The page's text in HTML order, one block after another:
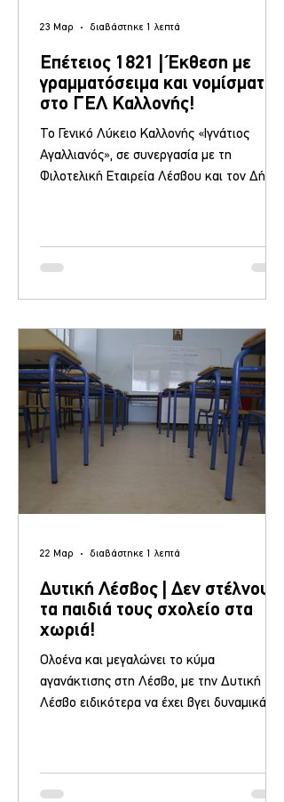
Επέτειος 1821 | Έκθεση με
γραμματόσειμα και νομίσματα
στο ΓΕΛ Καλλονής!
Το Γενικό Λύκειο Καλλονής «Ιγνάτιος
Αγαλλιανός», σε συνεργασία με τη
Φιλοτελική Εταιρεία Λέσβου και τον Δήμο
και γραμματόσημα» Χώρος: ΓΕΛ Καλλονής
έκθεση θα ανακαλύψετε: Νομίσματα
ευρωπαϊκών κρατών του 1821 (Μεγάλη
Βρετανία, Γαλλία, Ισπανία) Τον ιστορικό
Φοίνικα του Ιωάννη Κα
23 Μαρ διαβάστηκε 1 λεπτά
Δυτική Λέσβος | Δεν στέλνουν
τα παιδιά τους σχολείο στα
χωριά!
Ολοένα και μεγαλώνει το κύμα
αγανάκτισης στη Λέσβο, με την Δυτική
Λέσβο ειδικότερα να έχει βγει δυναμικά
αποφασίζουν να μην στείλουν τα παιδιά
22 Μαρ διαβάστηκε 1 λεπτά